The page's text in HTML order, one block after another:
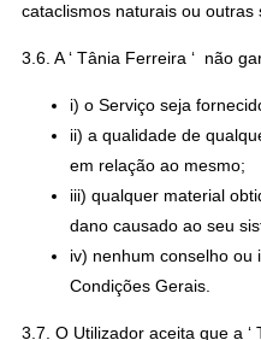
cataclismos naturais ou
3.6. A ‘ Tânia Ferreira ‘ não
i) o Serviço seja
ii) a qualidade de
em relação ao mesmo;
iii) qualquer material
dano causado ao seu
iv) nenhum conselho ou
Condições Gerais.
3.7. O Utilizador aceita que a